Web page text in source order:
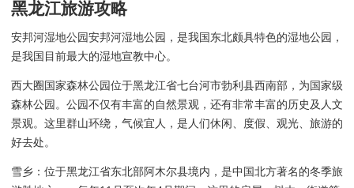
黑龙江旅游攻略
安邦河湿地公园安邦河湿地公园，是我国东北颇具特色的湿地公园，
是我国目前最大的湿地宣教中心。
西大圈国家森林公园位于黑龙江省七台河市勃利县西南部，为国家级
森林公园。公园不仅有丰富的自然景观，还有非常丰富的历史及人文
景观。这里群山环绕，气候宜人，是人们休闲、度假、观光、旅游的
好去处。
雪乡：位于黑龙江省东北部阿木尔县境内，是中国北方著名的冬季旅